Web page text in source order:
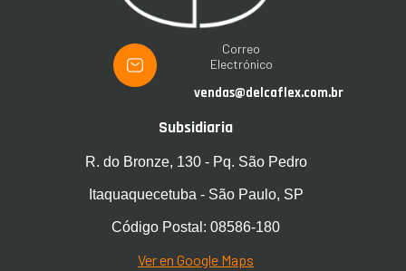
Correo
Electrónico
vendas@delcaflex.com.br
Subsidiaria
R. do Bronze, 130 - Pq. São Pedro
Itaquaquecetuba - São Paulo, SP
Código Postal: 08586-180
Ver en Google Maps